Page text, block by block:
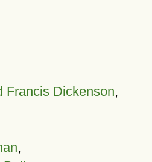
Francis Dickenson,
,